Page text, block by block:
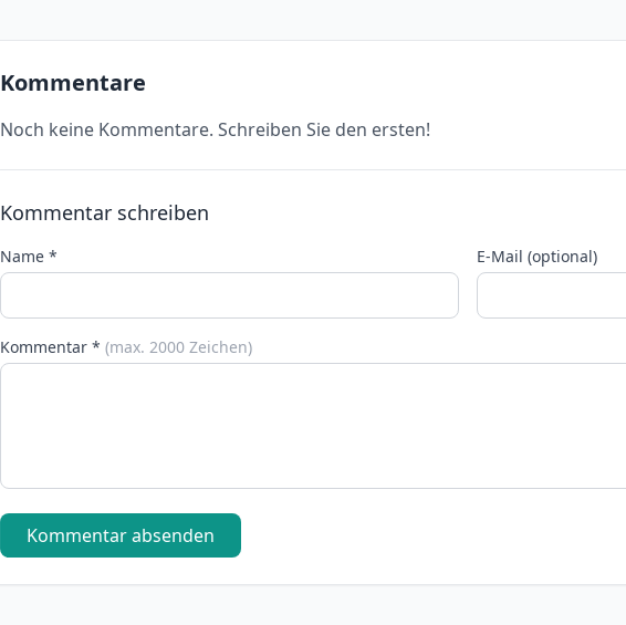
Kommentare
Noch keine Kommentare. Schreiben Sie den ersten!
Kommentar schreiben
Name * E-Mail (optional)
Kommentar * (max. 2000 Zeichen)
Kommentar absenden